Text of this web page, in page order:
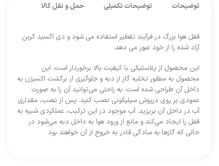
توضیحات توضیحات تکمیلی حمل و نقل کالا
قفل هوا بزرگ در فرآیند تقطیر استفاده می شود و دی اکسید کربن
آزاد شده را از خود عبور می دهد.
این محصول از پلاستیکی با کیفیت بالا برخوردار است. این
محصول به منظور تخلیه گاز از دبه و جلوگیری از برگشت اکسیژن به
داخل آن طراحی شده است. به راحتی می‌توانید آن را به صورت
عمودی بر روی درپوش سیلیکونی نصب کنید. پس از نصب، مقداری
آب در داخل آن بریزید. آب موجود در این ترکیب، عملکردی شبیه به
قفل را ایجاد می‌کند و مانع از ورود هوا به داخل دبه می‌شود در
حالی که گازها به سادگی قادر به خروج از آن خواهند بود